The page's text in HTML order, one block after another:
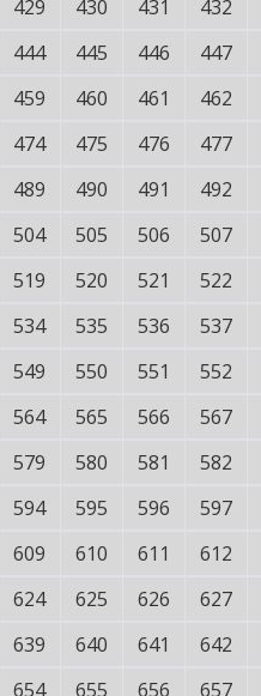
429 430 431 432
444 445 446 447
459 460 461 462
474 475 476 477
489 490 491 492
504 505 506 507
519 520 521 522
534 535 536 537
549 550 551 552
564 565 566 567
579 580 581 582
594 595 596 597
609 610 611 612
624 625 626 627
639 640 641 642
654 655 656 657